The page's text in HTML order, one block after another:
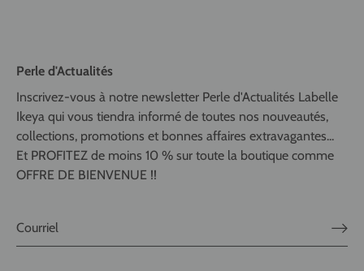
Perle d'Actualités
Inscrivez-vous à notre newsletter Perle d'Actualités Labelle
Ikeya qui vous tiendra informé de toutes nos nouveautés,
collections, promotions et bonnes affaires extravagantes...
Et PROFITEZ de moins 10 % sur toute la boutique comme
OFFRE DE BIENVENUE !!